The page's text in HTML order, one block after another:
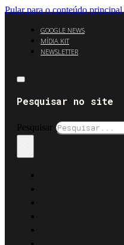
Pular para o conteúdo principal
GOOGLE NEWS
MÍDIA KIT
NEWSLETTER
Pesquisar no site
Pesquisar